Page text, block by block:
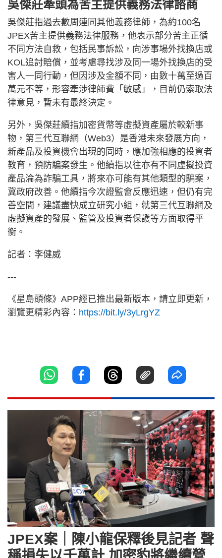
吳傑莊牽頭為苦主提供義務法律諮商
吳傑莊指過去數周連同其他義務律師，為約100名
JPEX苦主提供義務法律服務，他表示部分苦主正循
不同方法自救，包括民事訴訟，向涉事場外找換店或
KOL追討賠償，並考慮尋找涉及同一場外找換店的受
害人一同行動，但因涉及金額不同，由數十萬至過百
萬元不等，形容牽涉律師費「敏感」，目前仍索取法
律意見，暫未有最終決定。
另外，吳傑莊續指加密貨幣等虛擬資產屬於較新事
物，第三代互聯網（Web3）是香港未來發展方向，
新產品及投資機會出現的同時，應加強相應的投資者
教育，預防騙案發生。他續指以往亦有不同虛擬投資
產品淪為詐騙工具，將來亦可能有其他類型的騙案，
冀政府改善。他續指今次證監會反應迅速，但仍有完
善空間，建議盡快成立研究小組，就第三代互聯網及
虛擬資產的發展、監管及投資者保護等方面取得平
衡。
記者：李健威
---
《星島頭條》APP經已推出最新版本，請立即更新，
瀏覽更精彩內容： https://bit.ly/3yLrgYZ
JPEX案｜陳小龍保釋後見記者 聲